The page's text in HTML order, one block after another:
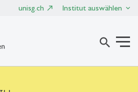
unisg.ch Institut auswählen
search